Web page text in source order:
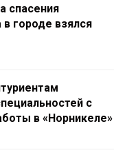
спасения
городе взялся
с
в «Норникеле»